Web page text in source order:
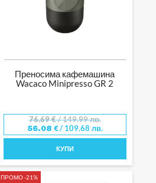
Преносима кафемашина
Wacaco Minipresso GR 2
76.69€/ 149.99 лв.
56.08 €/ 109.68 лв.
КУПИ
ПРОМО -21%